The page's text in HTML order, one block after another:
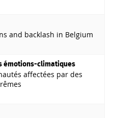
and backlash in Belgium
émotions-climatiques
affectées par des